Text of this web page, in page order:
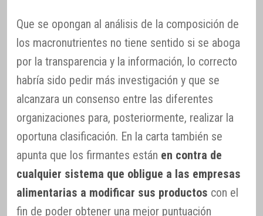
Que se opongan al análisis de la composición de
los macronutrientes no tiene sentido si se aboga
por la transparencia y la información, lo correcto
habría sido pedir más investigación y que se
alcanzara un consenso entre las diferentes
organizaciones para, posteriormente, realizar la
oportuna clasificación. En la carta también se
apunta que los firmantes están en contra de
cualquier sistema que obligue a las empresas
alimentarias a modificar sus productos con el
fin de poder obtener una mejor puntuación